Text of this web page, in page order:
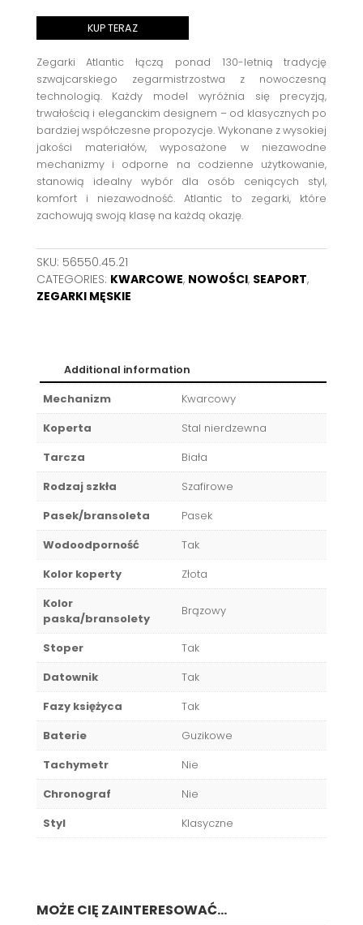
KUP TERAZ
Zegarki Atlantic łączą ponad 130-letnią tradycję
szwajcarskiego zegarmistrzostwa z nowoczesną
technologią. Każdy model wyróżnia się precyzją,
trwałością i eleganckim designem – od klasycznych po
bardziej współczesne propozycje. Wykonane z wysokiej
jakości materiałów, wyposażone w niezawodne
mechanizmy i odporne na codzienne użytkowanie,
stanowią idealny wybór dla osób ceniących styl,
komfort i niezawodność. Atlantic to zegarki, które
zachowują swoją klasę na każdą okazję.
SKU: 56550.45.21
CATEGORIES: KWARCOWE, NOWOŚCI, SEAPORT,
ZEGARKI MĘSKIE
Additional information
Mechanizm
Kwarcowy
Koperta
Stal nierdzewna
Tarcza
Biała
Rodzaj szkła
Szafirowe
Pasek/bransoleta
Pasek
Wodoodporność
Tak
Kolor koperty
Złota
Kolor
paska/bransolety
Brązowy
Stoper
Tak
Datownik
Tak
Fazy księżyca
Tak
Baterie
Guzikowe
Tachymetr
Nie
Chronograf
Nie
Styl
Klasyczne
MOŻE CIĘ ZAINTERESOWAĆ...